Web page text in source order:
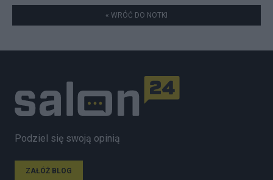
« WRÓĆ DO NOTKI
Podziel się swoją opinią
ZAŁÓŻ BLOG